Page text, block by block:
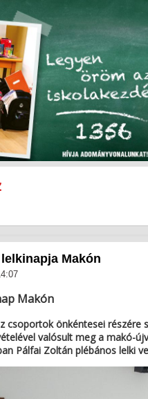
hittanos táborhoz
Makón
Makón
csoportok önkéntesei részére
valósult meg a makó-
Pálfai Zoltán plébános lelki